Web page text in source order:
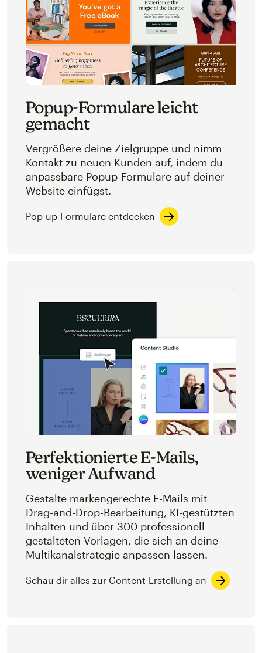
Popup-Formulare leicht
gemacht
Vergrößere deine Zielgruppe und nimm
Kontakt zu neuen Kunden auf, indem du
anpassbare Popup-Formulare auf deiner
Website einfügst.
Pop-up-Formulare entdecken
Perfektionierte E-Mails,
weniger Aufwand
Gestalte markengerechte E-Mails mit
Drag-and-Drop-Bearbeitung, KI-gestützten
Inhalten und über 300 professionell
gestalteten Vorlagen, die sich an deine
Multikanalstrategie anpassen lassen.
Schau dir alles zur Content-Erstellung an